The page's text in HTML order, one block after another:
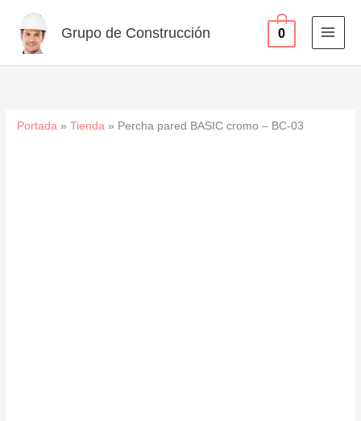
contenido
Grupo de Construcción 0
Portada »Tienda » Percha pared BASIC cromo – BC-03
03
cantidad